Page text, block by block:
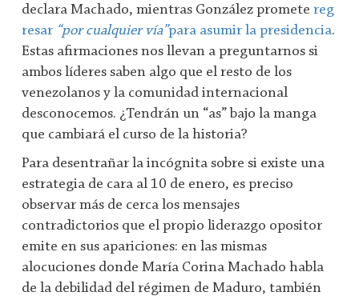
declara Machado, mientras González promete reg
resar “por cualquier vía”para asumir la presidencia.
Estas afirmaciones nos llevan a preguntarnos si
ambos líderes saben algo que el resto de los
venezolanos y la comunidad internacional
desconocemos. ¿Tendrán un “as” bajo la manga
que cambiará el curso de la historia?
Para desentrañar la incógnita sobre si existe una
estrategia de cara al 10 de enero, es preciso
observar más de cerca los mensajes
contradictorios que el propio liderazgo opositor
emite en sus apariciones: en las mismas
alocuciones donde María Corina Machado habla
de la debilidad del régimen de Maduro, también